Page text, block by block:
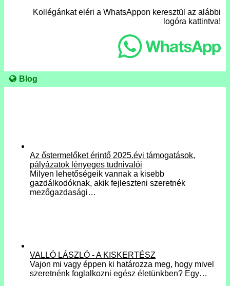
Kollégánkat eléri a WhatsAppon keresztül az alábbi
logóra kattintva!
Blog
Az őstermelőket érintő 2025.évi támogatások,
pályázatok lényeges tudnivalói
Milyen lehetőségeik vannak a kisebb
gazdálkodóknak, akik fejleszteni szeretnék
mezőgazdasági…
VALLÓ LÁSZLÓ - A KISKERTÉSZ
Vajon mi vagy éppen ki határozza meg, hogy mivel
szeretnénk foglalkozni egész életünkben? Egy…